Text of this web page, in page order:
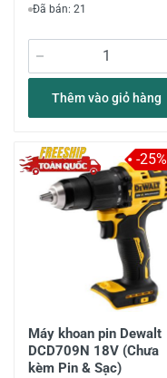
Đã bán: 21
Thêm vào giỏ hàng
Máy khoan pin Dewalt
DCD709N 18V (Chưa
kèm Pin & Sạc)
-25%